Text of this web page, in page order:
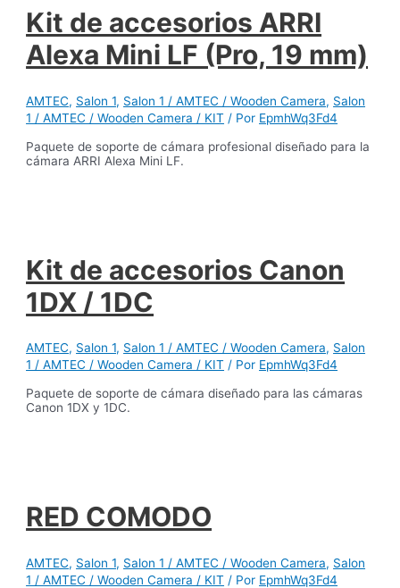
Kit de accesorios ARRI
Alexa Mini LF (Pro, 19 mm)
AMTEC, Salon 1, Salon 1 / AMTEC / Wooden Camera, Salon
1 / AMTEC / Wooden Camera / KIT / Por EpmhWq3Fd4
Paquete de soporte de cámara profesional diseñado para la
cámara ARRI Alexa Mini LF.
Kit de accesorios Canon
1DX / 1DC
AMTEC, Salon 1, Salon 1 / AMTEC / Wooden Camera, Salon
1 / AMTEC / Wooden Camera / KIT / Por EpmhWq3Fd4
Paquete de soporte de cámara diseñado para las cámaras
Canon 1DX y 1DC.
RED COMODO
AMTEC, Salon 1, Salon 1 / AMTEC / Wooden Camera, Salon
1 / AMTEC / Wooden Camera / KIT / Por EpmhWq3Fd4